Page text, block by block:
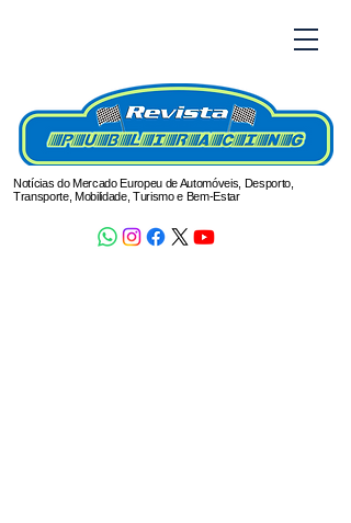
Notícias do Mercado Europeu de Automóveis, Desporto,
Transporte, Mobilidade, Turismo e Bem-Estar